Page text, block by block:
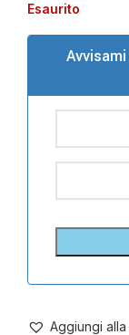
Esaurito
Aggiungi